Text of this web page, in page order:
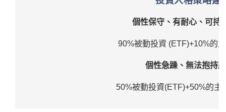
個性保守、有耐心、可持
90%被動投資 (ETF)+10%的
個性急躁、無法抱持
50%被動投資(ETF)+50%的主